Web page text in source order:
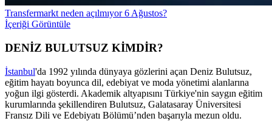
Transfermarkt neden açılmıyor 6 Ağustos?
İçeriği Görüntüle
DENİZ BULUTSUZ KİMDİR?
İstanbul'da 1992 yılında dünyaya gözlerini açan Deniz Bulutsuz,
eğitim hayatı boyunca dil, edebiyat ve moda yönetimi alanlarına
yoğun ilgi gösterdi. Akademik altyapısını Türkiye'nin saygın eğitim
kurumlarında şekillendiren Bulutsuz, Galatasaray Üniversitesi
Fransız Dili ve Edebiyatı Bölümü’nden başarıyla mezun oldu.